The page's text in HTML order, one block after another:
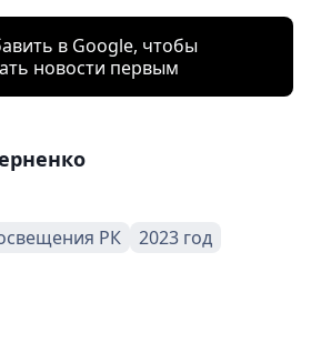
в Google, чтобы
новости первым
РК
2023 год